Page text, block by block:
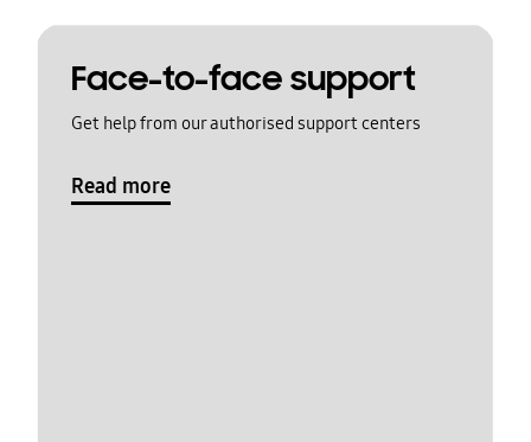
Face-to-face support
Get help from our authorised support centers
Read more